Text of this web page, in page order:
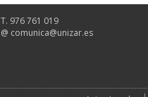
T. 976 761 019
@ comunica@unizar.es